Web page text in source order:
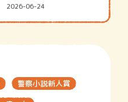
2026-06-24
警察小説新人賞